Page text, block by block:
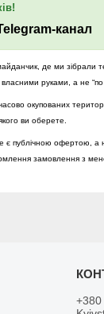
канал
де ми зібрали
руками, а не “по
окупованих
ви оберете.
є публічною офертою, а
замовлення з